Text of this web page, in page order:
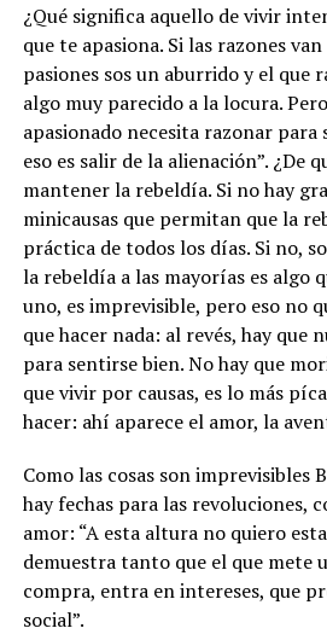
¿Qué significa aquello de vivir
que te apasiona. Si las razones
pasiones sos un aburrido y el que
algo muy parecido a la locura.
apasionado necesita razonar para
eso es salir de la alienación”. ¿De
mantener la rebeldía. Si no hay
minicausas que permitan que la
práctica de todos los días. Si no,
la rebeldía a las mayorías es algo
uno, es imprevisible, pero eso no
que hacer nada: al revés, hay que
para sentirse bien. No hay que
que vivir por causas, es lo más
hacer: ahí aparece el amor, la
Como las cosas son imprevisibles
hay fechas para las revoluciones,
amor: “A esta altura no quiero
demuestra tanto que el que mete
compra, entra en intereses, que
social”.